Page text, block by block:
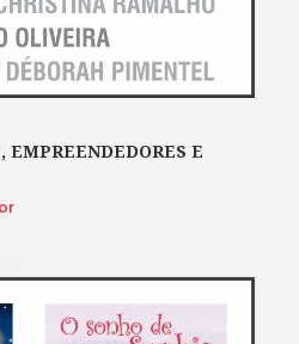
EMPREENDEDORES E